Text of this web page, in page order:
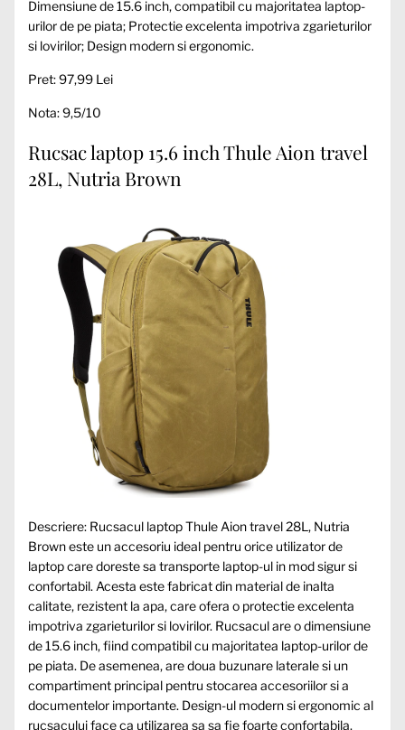
Dimensiune de 15.6 inch, compatibil cu majoritatea laptop-
urilor de pe piata; Protectie excelenta impotriva zgarieturilor
si lovirilor; Design modern si ergonomic.
Pret: 97,99 Lei
Nota: 9,5/10
Rucsac laptop 15.6 inch Thule Aion travel
28L, Nutria Brown
Descriere: Rucsacul laptop Thule Aion travel 28L, Nutria
Brown este un accesoriu ideal pentru orice utilizator de
laptop care doreste sa transporte laptop-ul in mod sigur si
confortabil. Acesta este fabricat din material de inalta
calitate, rezistent la apa, care ofera o protectie excelenta
impotriva zgarieturilor si lovirilor. Rucsacul are o dimensiune
de 15.6 inch, fiind compatibil cu majoritatea laptop-urilor de
pe piata. De asemenea, are doua buzunare laterale si un
compartiment principal pentru stocarea accesoriilor si a
documentelor importante. Design-ul modern si ergonomic al
rucsacului face ca utilizarea sa sa fie foarte confortabila.